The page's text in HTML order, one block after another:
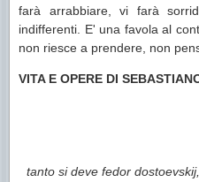
farà arrabbiare, vi farà
indifferenti. E' una favola al
non riesce a prendere, non
VITA E OPERE DI
tanto si deve fedor